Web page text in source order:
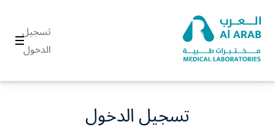
تسجيل
الدخول
تسجيل الدخول